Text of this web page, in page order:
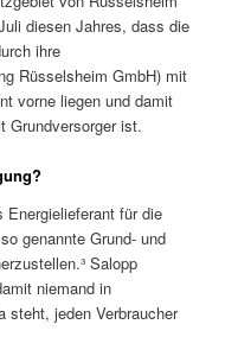
diesen Jahres, dass die
ihre
Rüsselsheim GmbH) mit
vorne liegen und damit
Grundversorger ist.
für die
genannte Grund- und
Salopp
niemand in
steht, jeden Verbraucher